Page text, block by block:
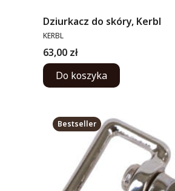
Dziurkacz do skóry, Kerbl
PRODUCENT
KERBL
Cena
63,00 zł
Do koszyka
Bestseller